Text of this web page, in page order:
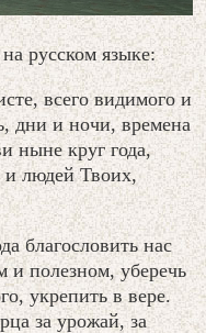
русском языке:
всего видимого и
дни и ночи, времена
ныне круг года,
и людей Твоих,
благословить нас
и полезном, уберечь
укрепить в вере.
за урожай, за